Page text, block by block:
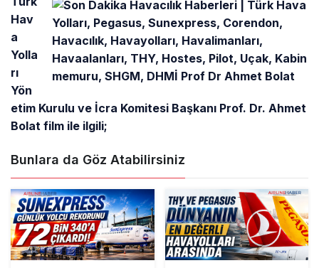
Hav
a
Yolla
rı
Yön
etim Kurulu ve İcra Komitesi Başkanı Prof. Dr. Ahmet
Bolat film ile ilgili;
Bunlara da Göz Atabilirsiniz